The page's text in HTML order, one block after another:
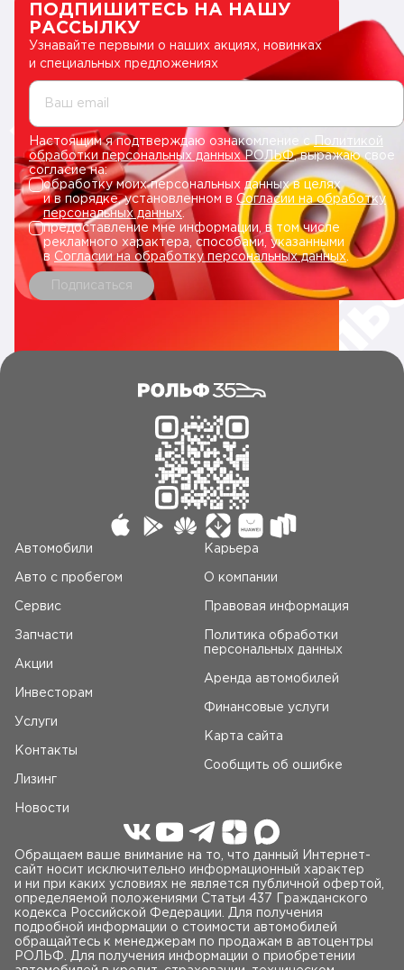
ПОДПИШИТЕСЬ НА НАШУ
РАССЫЛКУ
Узнавайте первыми о наших акциях, новинках
и специальных предложениях
Ваш email
Настоящим я подтверждаю ознакомление сПолитикой
обработки персональных данных РОЛЬФ, выражаю свое
согласие на:
обработку моих персональных данных в целях
и в порядке, установленном в Согласии на обработку
персональных данных.
предоставление мне информации, в том числе
рекламного характера, способами, указанными
в Согласии на обработку персональных данных
Подписаться
Автомобили
Авто c пробегом
Сервис
Запчасти
Акции
Инвесторам
Услуги
Контакты
Лизинг
Новости
Карьера
О компании
Правовая информация
Политика обработки
персональных данных
Аренда автомобилей
Финансовые услуги
Карта сайта
Сообщить об ошибке
Обращаем ваше внимание на то, что данный Интернет-
сайт носит исключительно информационный характер
и ни при каких условиях не является публичной офертой,
определяемой положениями Статьи 437 Гражданского
кодекса Российской Федерации. Для получения
подробной информации о стоимости автомобилей
обращайтесь к менеджерам по продажам в автоцентры
РОЛЬФ. Для получения информации о приобретении